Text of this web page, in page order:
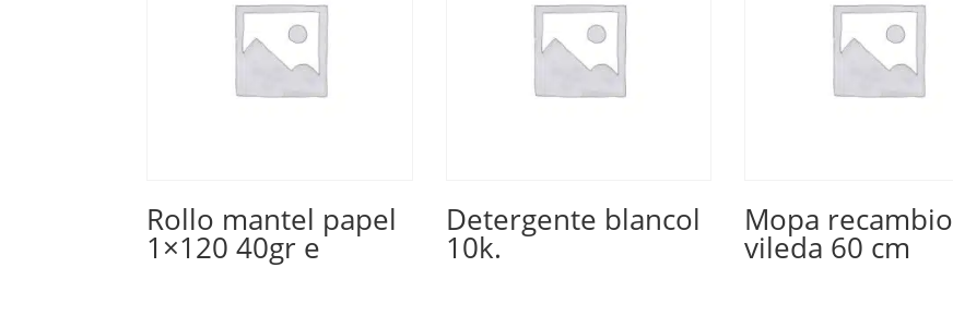
Rollo mantel papel
1×120 40gr e
Detergente blancol
10k.
Mopa recambio
vileda 60 cm